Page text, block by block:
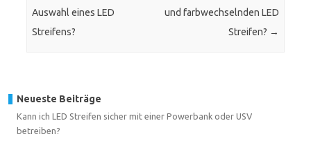
Auswahl eines LED
Streifens?
und farbwechselnden LED
Streifen? →
Neueste Beiträge
Kann ich LED Streifen sicher mit einer Powerbank oder USV
betreiben?